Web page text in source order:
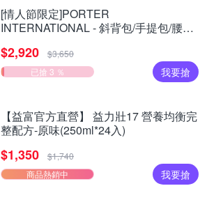
[情人節限定]PORTER
INTERNATIONAL - 斜背包/手提包/腰包/
$2,920
$3,650
已搶 3 ％
我要搶
【益富官方直營】 益力壯17 營養均衡完
整配方-原味(250ml*24入)
$1,350
$1,740
商品熱銷中
我要搶